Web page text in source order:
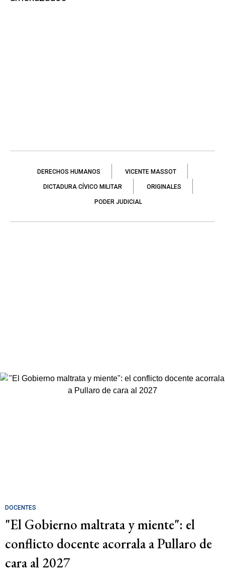
DERECHOS HUMANOS VICENTE MASSOT
DICTADURA CÍVICO MILITAR ORIGINALES
PODER JUDICIAL
DOCENTES
"El Gobierno maltrata y miente": el
conflicto docente acorrala a Pullaro de
cara al 2027